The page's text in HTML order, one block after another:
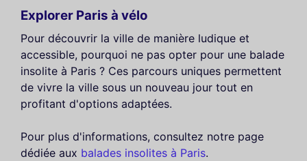
Explorer Paris à vélo
Pour découvrir la ville de manière ludique et
accessible, pourquoi ne pas opter pour une balade
insolite à Paris ? Ces parcours uniques permettent
de vivre la ville sous un nouveau jour tout en
profitant d'options adaptées.
Pour plus d'informations, consultez notre page
dédiée aux balades insolites à Paris.